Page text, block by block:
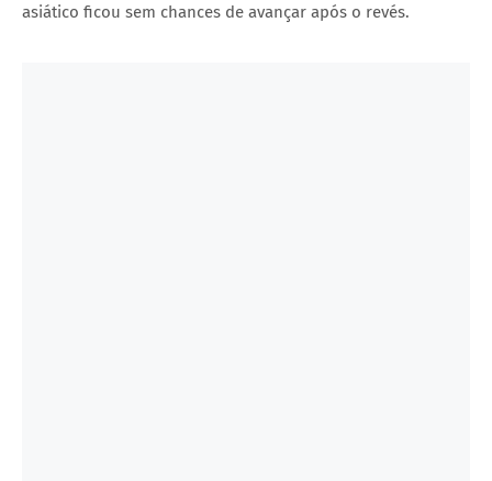
asiático ficou sem chances de avançar após o revés.